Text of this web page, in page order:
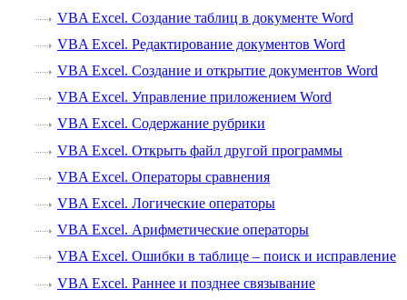
VBA Excel. Создание таблиц в документе Word
VBA Excel. Редактирование документов Word
VBA Excel. Создание и открытие документов Word
VBA Excel. Управление приложением Word
VBA Excel. Содержание рубрики
VBA Excel. Открыть файл другой программы
VBA Excel. Операторы сравнения
VBA Excel. Логические операторы
VBA Excel. Арифметические операторы
VBA Excel. Ошибки в таблице – поиск и исправление
VBA Excel. Раннее и позднее связывание